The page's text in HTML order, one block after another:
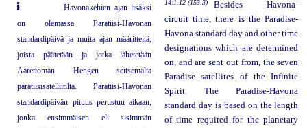
Havonakehien ajan lisäksi
on olemassa Paratiisi-Havonan
standardipäivä ja muita ajan määritteitä,
joista päätetään ja jotka lähetetään
Äärettömän Hengen seitsemältä
paratiisisatelliitilta. Paratiisi-Havonan
standardipäivän pituus perustuu aikaan,
jonka ensimmäisen eli sisimmän
14:1.12 (153.3)
Besides Havona-
circuit time, there is the Paradise-
Havona standard day and other time
designations which are determined
on, and are sent out from, the seven
Paradise satellites of the Infinite
Spirit. The Paradise-Havona
standard day is based on the length
of time required for the planetary